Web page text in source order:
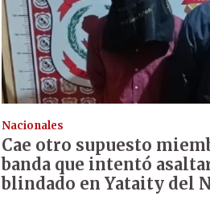
Nacionales
Cae otro supuesto
banda que intentó
blindado en Yataity del